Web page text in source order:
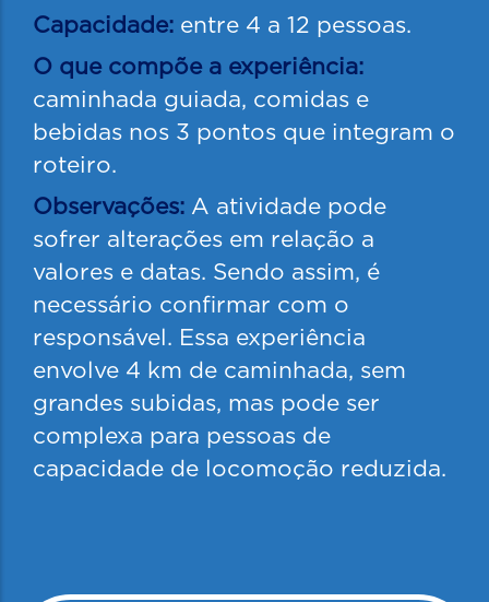
Capacidade: entre 4 a 12 pessoas.
O que compõe a experiência:
caminhada guiada, comidas e
bebidas nos 3 pontos que integram o
roteiro.
Observações: A atividade pode
sofrer alterações em relação a
valores e datas. Sendo assim, é
necessário confirmar com o
responsável. Essa experiência
envolve 4 km de caminhada, sem
grandes subidas, mas pode ser
complexa para pessoas de
capacidade de locomoção reduzida.